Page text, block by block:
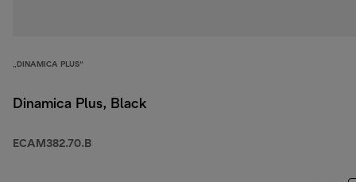
„DINAMICA PLUS“
Dinamica Plus, Black
ECAM382.70.B